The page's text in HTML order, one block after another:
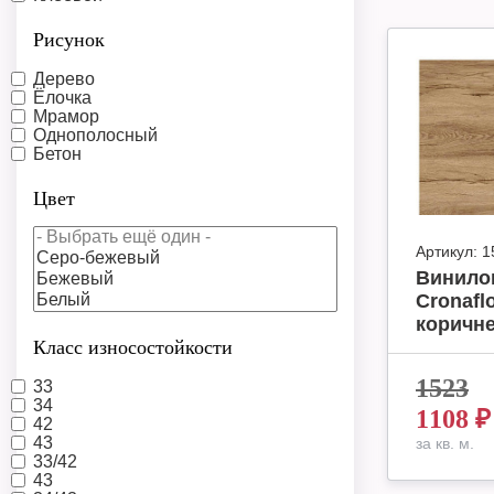
Рисунок
Дерево
Ёлочка
Мрамор
Однополосный
Бетон
Цвет
Класс износостойкости
33
34
42
43
33/42
43
Артикул:
1523
1108 ₽
за кв. м.